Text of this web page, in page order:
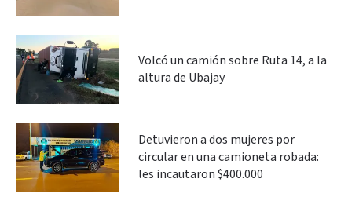
Volcó un camión sobre Ruta 14, a la
altura de Ubajay
Detuvieron a dos mujeres por
circular en una camioneta robada:
les incautaron $400.000